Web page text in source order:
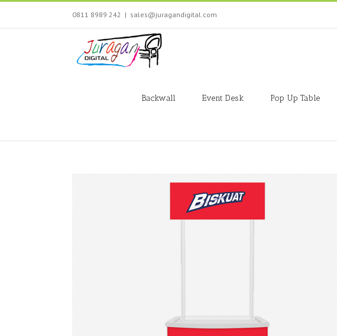
Skip
content
0811 8989 242 | sales@juragandigital.com
Backwall
Event Desk Pop Up Table